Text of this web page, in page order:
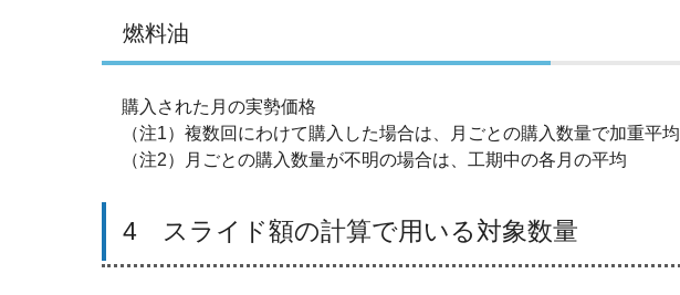
燃料油
購入された月の実勢価格
（注1）複数回にわけて購入した場合は、月ごとの購入数量で加重平均
（注2）月ごとの購入数量が不明の場合は、工期中の各月の平均
4 スライド額の計算で用いる対象数量